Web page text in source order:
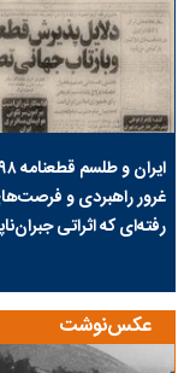
غرور راهبردی و
رفته‌ای که اثراتی
عکس‌نوشت